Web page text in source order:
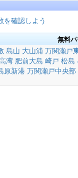
を確認しよう
無料
島山 大山浦 万関瀬戸
湾 肥前大島 崎戸 松島
原新港 万関瀬戸中央部